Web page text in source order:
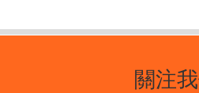
關注